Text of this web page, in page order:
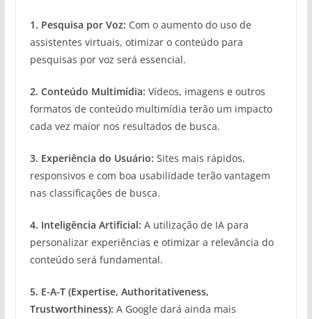
1. Pesquisa por Voz: Com o aumento do uso de
assistentes virtuais, otimizar o conteúdo para
pesquisas por voz será essencial.
2. Conteúdo Multimídia: Vídeos, imagens e outros
formatos de conteúdo multimídia terão um impacto
cada vez maior nos resultados de busca.
3. Experiência do Usuário: Sites mais rápidos,
responsivos e com boa usabilidade terão vantagem
nas classificações de busca.
4. Inteligência Artificial: A utilização de IA para
personalizar experiências e otimizar a relevância do
conteúdo será fundamental.
5. E-A-T (Expertise, Authoritativeness,
Trustworthiness): A Google dará ainda mais